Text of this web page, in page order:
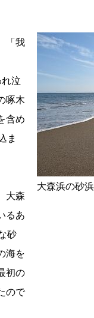
「我
泣
啄木
含め
ま
大森
るあ
砂
海を
初の
ので
大森浜の砂